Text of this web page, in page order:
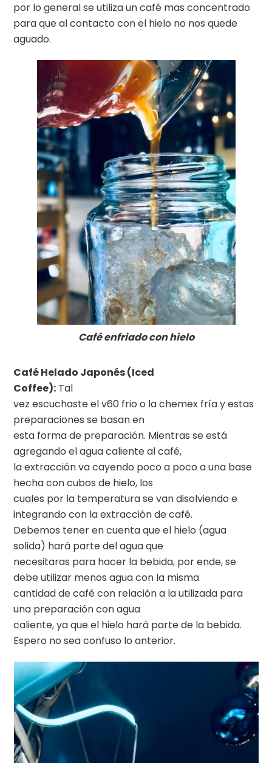
por lo general se utiliza un café mas concentrado
para que al contacto con el hielo no nos quede
aguado.
Café enfriado con hielo
Café Helado Japonés (Iced
Coffee): Tal
vez escuchaste el v60 frio o la chemex fría y estas
preparaciones se basan en
esta forma de preparación. Mientras se está
agregando el agua caliente al café,
la extracción va cayendo poco a poco a una base
hecha con cubos de hielo, los
cuales por la temperatura se van disolviendo e
integrando con la extracción de café.
Debemos tener en cuenta que el hielo (agua
solida) hará parte del agua que
necesitaras para hacer la bebida, por ende, se
debe utilizar menos agua con la misma
cantidad de café con relación a la utilizada para
una preparación con agua
caliente, ya que el hielo hará parte de la bebida.
Espero no sea confuso lo anterior.